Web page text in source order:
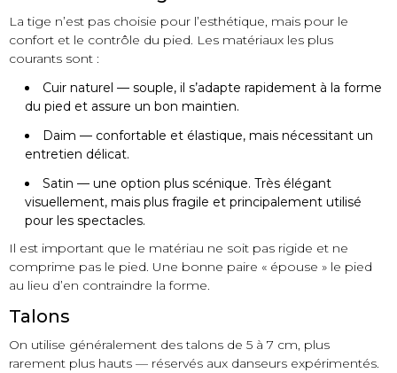
La tige n’est pas choisie pour l’esthétique, mais pour le
confort et le contrôle du pied. Les matériaux les plus
courants sont :
Cuir naturel — souple, il s’adapte rapidement à la forme
du pied et assure un bon maintien.
Daim — confortable et élastique, mais nécessitant un
entretien délicat.
Satin — une option plus scénique. Très élégant
visuellement, mais plus fragile et principalement utilisé
pour les spectacles.
Il est important que le matériau ne soit pas rigide et ne
comprime pas le pied. Une bonne paire « épouse » le pied
au lieu d’en contraindre la forme.
Talons
On utilise généralement des talons de 5 à 7 cm, plus
rarement plus hauts — réservés aux danseurs expérimentés.